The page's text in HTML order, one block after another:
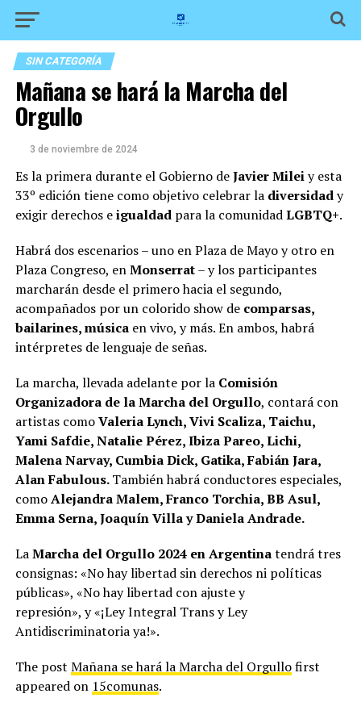
SIN CATEGORÍA
Mañana se hará la Marcha del
Orgullo
3 de noviembre de 2024
Es la primera durante el Gobierno deJavier Mileiy esta
33º edición tiene como objetivo celebrar la diversidady
exigir derechos eigualdadpara la comunidadLGBTQ+.
Habrá dos escenarios – uno en Plaza de Mayo y otro en
Plaza Congreso, enMonserrat– y los participantes
marcharán desde el primero hacia el segundo,
acompañados por un colorido show de comparsas,
bailarines, música en vivo, y más. En ambos, habrá
intérpretes de lenguaje de señas.
La marcha, llevada adelante por laComisión
Organizadora de la Marcha del Orgullo, contará con
artistas comoValeria Lynch, Vivi Scaliza, Taichu,
Yami Safdie, Natalie Pérez, Ibiza Pareo, Lichi,
Malena Narvay, Cumbia Dick, Gatika, Fabián Jara,
Alan Fabulous.También habrá conductores especiales,
comoAlejandra Malem, Franco Torchia, BB Asul,
Emma Serna, Joaquín Villa y Daniela Andrade.
LaMarcha del Orgullo 2024 en Argentinatendrá tres
consignas: «No hay libertad sin derechos ni políticas
públicas», «No hay libertad con ajuste y
represión», y «¡Ley Integral Trans y Ley
Antidiscriminatoria ya!».
The post Mañana se hará la Marcha del Orgullofirst
appeared on 15comunas.